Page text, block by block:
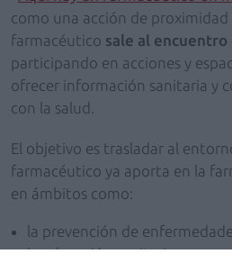
como una acción de proximidad
farmacéutico sale al encuentro
participando en acciones y
ofrecer información sanitaria y
con la salud.
El objetivo es trasladar al
farmacéutico ya aporta en la
en ámbitos como:
la prevención de
la educación sanitaria,